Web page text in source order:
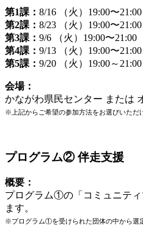
第1課： 8/16 （火）19:00〜21:00
第2課： 8/23 （火）19:00〜21:00
第3課： 9/6 （火）19:00〜21:00
第4課： 9/13 （火）19:00〜21:00
第5課： 9/20 （火）19:00～21:00
会場：
かながわ県民センター または
※上記からご希望の参加方法をお選びいただ
プログラム② 伴走支援
概要：
プログラム①の「コミュニティ
ます。
※プログラム①を受けられた団体の中から選